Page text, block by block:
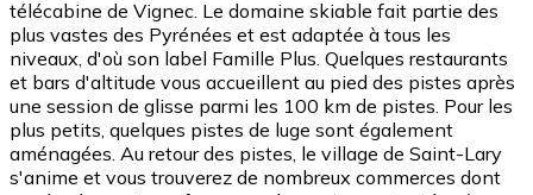
télécabine de Vignec. Le domaine skiable fait partie des
plus vastes des Pyrénées et est adaptée à tous les
niveaux, d'où son label Famille Plus. Quelques restaurants
et bars d'altitude vous accueillent au pied des pistes après
une session de glisse parmi les 100 km de pistes. Pour les
plus petits, quelques pistes de luge sont également
aménagées. Au retour des pistes, le village de Saint-Lary
s'anime et vous trouverez de nombreux commerces dont